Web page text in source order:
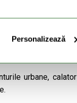
Personalizează
valoare mici.
scurti, fie ca
urbane,